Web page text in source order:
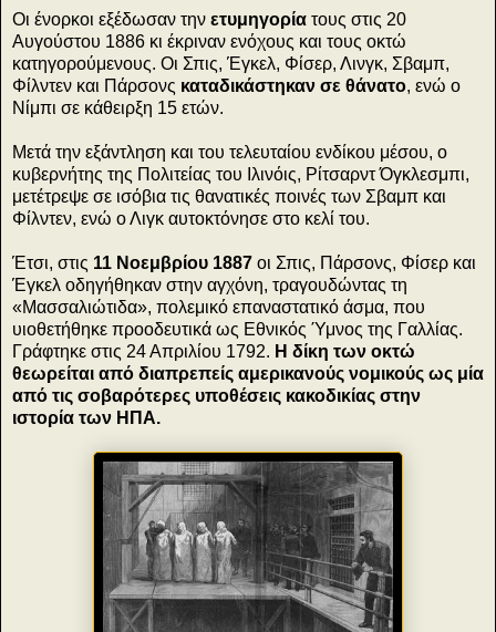
Οι ένορκοι εξέδωσαν την ετυμηγορία τους στις 20
Αυγούστου 1886 κι έκριναν ενόχους και τους οκτώ
κατηγορούμενους. Οι Σπις, Έγκελ, Φίσερ, Λινγκ, Σβαμπ,
Φίλντεν και Πάρσονς καταδικάστηκαν σε θάνατο, ενώ ο
Νίμπι σε κάθειρξη 15 ετών.
Μετά την εξάντληση και του τελευταίου ενδίκου μέσου, ο
κυβερνήτης της Πολιτείας του Ιλινόις, Ρίτσαρντ Όγκλεσμπι,
μετέτρεψε σε ισόβια τις θανατικές ποινές των Σβαμπ και
Φίλντεν, ενώ ο Λιγκ αυτοκτόνησε στο κελί του.
Έτσι, στις 11 Νοεμβρίου 1887 οι Σπις, Πάρσονς, Φίσερ και
Έγκελ οδηγήθηκαν στην αγχόνη, τραγουδώντας τη
«Μασσαλιώτιδα», πολεμικό επαναστατικό άσμα, που
υιοθετήθηκε προοδευτικά ως Εθνικός Ύμνος της Γαλλίας.
Γράφτηκε στις 24 Απριλίου 1792. Η δίκη των οκτώ
θεωρείται από διαπρεπείς αμερικανούς νομικούς ως μία
από τις σοβαρότερες υποθέσεις κακοδικίας στην
ιστορία των ΗΠΑ.